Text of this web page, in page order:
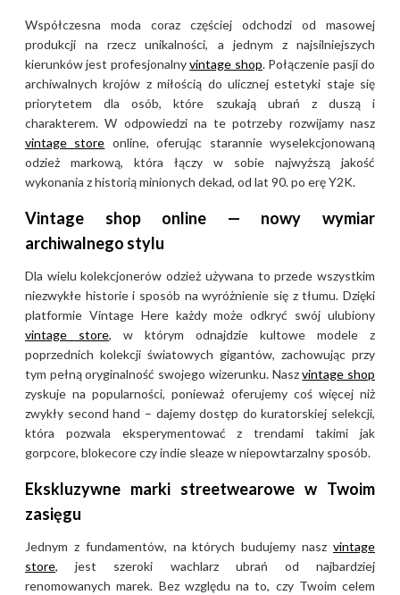
Współczesna moda coraz częściej odchodzi od masowej
produkcji na rzecz unikalności, a jednym z najsilniejszych
kierunków jest profesjonalnyvintage shop. Połączenie pasji do
archiwalnych krojów z miłością do ulicznej estetyki staje się
priorytetem dla osób, które szukają ubrań z duszą i
charakterem. W odpowiedzi na te potrzeby rozwijamy nasz
vintage store online, oferując starannie wyselekcjonowaną
odzież markową, która łączy w sobie najwyższą jakość
wykonania z historią minionych dekad, od lat 90. po erę Y2K.
Vintage shop online — nowy wymiar
archiwalnego stylu
Dla wielu kolekcjonerów odzież używana to przede wszystkim
niezwykłe historie i sposób na wyróżnienie się z tłumu. Dzięki
platformie Vintage Here każdy może odkryć swój ulubiony
vintage store, w którym odnajdzie kultowe modele z
poprzednich kolekcji światowych gigantów, zachowując przy
tym pełną oryginalność swojego wizerunku. Naszvintage shop
zyskuje na popularności, ponieważ oferujemy coś więcej niż
zwykły second hand – dajemy dostęp do kuratorskiej selekcji,
która pozwala eksperymentować z trendami takimi jak
gorpcore, blokecore czy indie sleaze w niepowtarzalny sposób.
Ekskluzywne marki streetwearowe w Twoim
zasięgu
Jednym z fundamentów, na których budujemy nasz vintage
store, jest szeroki wachlarz ubrań od najbardziej
renomowanych marek. Bez względu na to, czy Twoim celem